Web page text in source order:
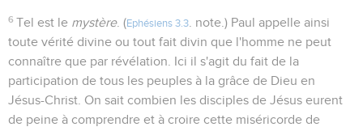
6 Tel est le mystère. (Ephésiens 3.3
. note.) Paul appelle ainsi
toute vérité divine ou tout fait divin que l'homme ne peut
connaître que par révélation. Ici il s'agit du fait de la
participation de tous les peuples à la grâce de Dieu en
Jésus-Christ. On sait combien les disciples de Jésus eurent
de peine à comprendre et à croire cette miséricorde de